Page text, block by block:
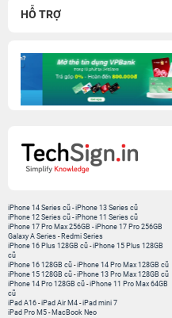
HỖ TRỢ
iPhone 14 Series cũ -iPhone 13 Series cũ
iPhone 12 Series cũ -iPhone 11 Series cũ
iPhone 17 Pro Max 256GB -iPhone 17 Pro 256GB
Galaxy A Series - Redmi Series
iPhone 16 Plus 128GB cũ -iPhone 15 Plus 128GB
cũ
iPhone 16 128GB cũ -iPhone 14 Pro Max 128GB cũ
iPhone 15 128GB cũ -iPhone 13 Pro Max 128GB cũ
iPhone 14 Pro 128GB cũ -iPhone 11 Pro Max 64GB
cũ
iPad A16 -iPad Air M4 -iPad mini 7
iPad Pro M5 - MacBook Neo